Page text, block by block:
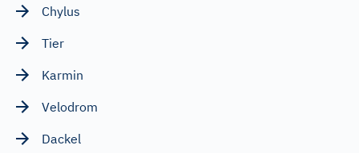
Chylus
Tier
Karmin
Velodrom
Dackel